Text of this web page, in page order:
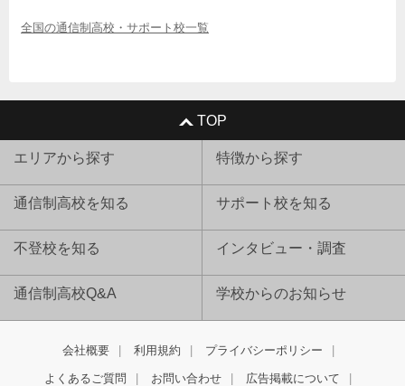
全国の通信制高校・サポート校一覧
TOP
エリアから探す 特徴から探す
通信制高校を知る サポート校を知る
不登校を知る インタビュー・調査
通信制高校Q&A 学校からのお知らせ
会社概要 利用規約 プライバシーポリシー
よくあるご質問 お問い合わせ 広告掲載について